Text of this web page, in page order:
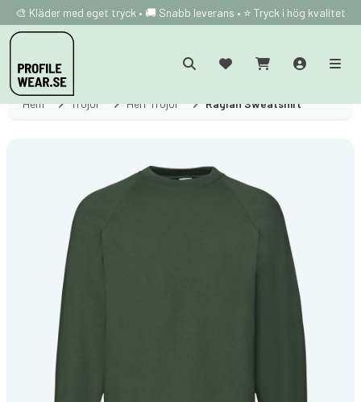
🎨 Kläder med eget tryck • 🚚 Snabb leverans • ⭐ Tryck i hög kvalitet
Hem Tröjor Herr Tröjor Raglan Sweatshirt